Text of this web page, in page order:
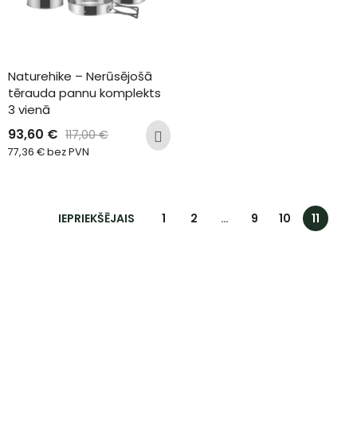
Naturehike – Nerūsējošā
tērauda pannu komplekts
3 vienā
93,60 € 117,00€
77,36 €bez PVN
IEPRIEKŠĒJAIS 1 2 … 9 10 11